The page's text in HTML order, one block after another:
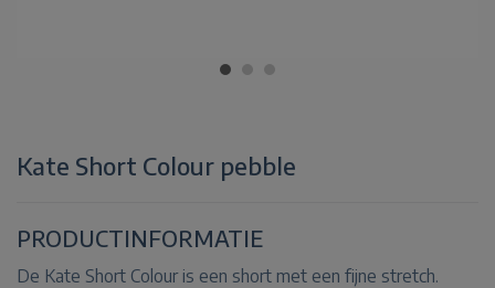
Kate Short Colour pebble
PRODUCTINFORMATIE
De Kate Short Colour is een short met een fijne stretch.